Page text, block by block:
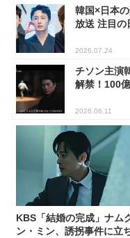
韓国×日本
放送 注目の
2026.07.24
チソン主演
解禁！100
2026.06.11
KBS「結婚の完成」ナム
ン・ミン、誘拐事件に立